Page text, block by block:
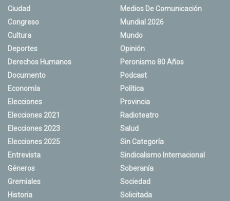
Ciudad
Congreso
Cultura
Deportes
Derechos Humanos
Documento
Economía
Elecciones
Elecciones 2021
Elecciones 2023
Elecciones 2025
Entrevista
Géneros
Gremiales
Historia
Medios De Comunicación
Mundial 2026
Mundo
Opinión
Peronismo 80 Años
Podcast
Política
Provincia
Radioteatro
Salud
Sin Categoría
Sindicalismo Internacional
Soberanía
Sociedad
Solicitada